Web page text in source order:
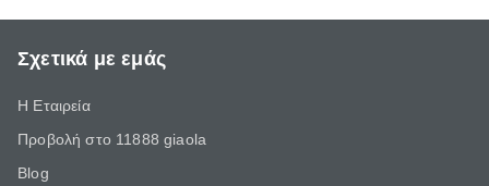
Σχετικά με εμάς
Η Εταιρεία
Προβολή στο 11888 giaola
Blog